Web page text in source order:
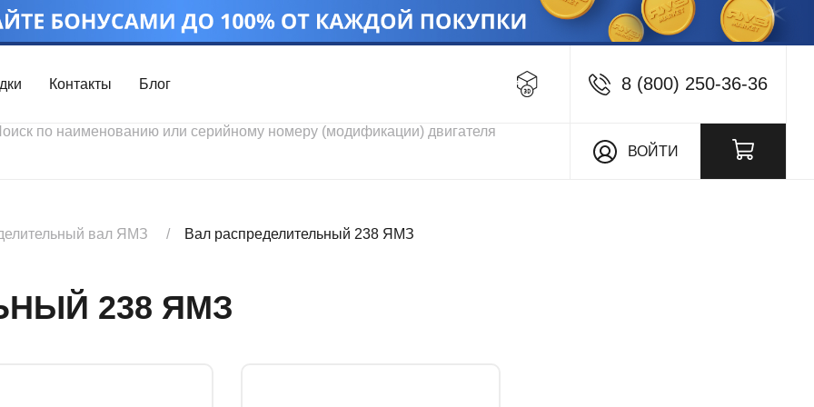
Контакты Блог 8 (800) 250-36-36
ВОЙТИ
Скидки
вал ЯМЗ Вал распределительный 238 ЯМЗ
238 ЯМЗ